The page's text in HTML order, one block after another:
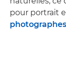
pour portrait